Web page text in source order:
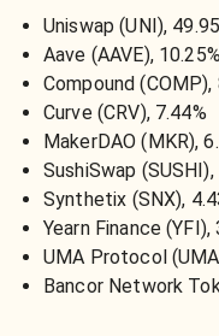
Uniswap (UNI),
Aave (AAVE), 10.25%
Compound (COMP),
Curve (CRV), 7.44%
MakerDAO (MKR),
SushiSwap (SUSHI),
Synthetix (SNX),
Yearn Finance (YFI),
UMA Protocol
Bancor Network